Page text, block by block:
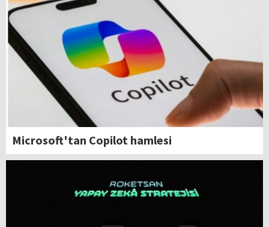
Microsoft'tan Copilot hamlesi